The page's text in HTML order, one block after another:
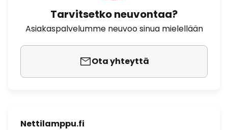
Tarvitsetko neuvontaa?
Asiakaspalvelumme neuvoo sinua mielellään
Ota yhteyttä
Nettilamppu.fi